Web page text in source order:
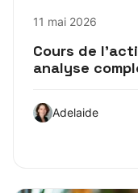
11 mai 2026
Cours de
analyse
Adelaide